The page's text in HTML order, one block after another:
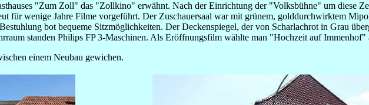
"Zum Zoll" das "Zollkino" erwähnt. Nach der Einrichtung der "Volksbühne" um diese
für wenige Jahre Filme vorgeführt. Der Zuschauersaal war mit grünem, golddurchwirktem
bot bequeme Sitzmöglichkeiten. Der Deckenspiegel, der von Scharlachrot in Grau
standen Philips FP 3-Maschinen. Als Eröffnungsfilm wählte man "Hochzeit auf Immenhof"
einem Neubau gewichen.